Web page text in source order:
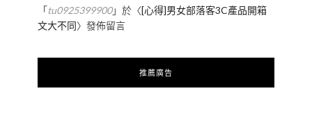
「tu0925399900」於〈[心得]男女部落客3C產品開箱
文大不同〉發佈留言
推薦廣告